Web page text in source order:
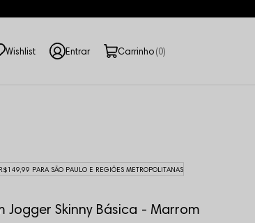
0
PARA SÃO PAULO E REGIÕES METROPOLITANAS
Jogger Skinny Básica - Marrom